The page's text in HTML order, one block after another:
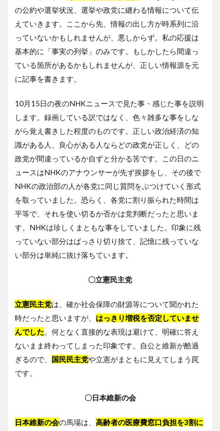
の公約や選挙状況、選挙や政党に纏わる情報について伝
えていきます。ここから先、情報の出し方が時系列に沿
っていないかもしれませんが、悪しからず。私の応援は
基本的に「事実の列挙」のみです。もしかしたら間違っ
ている箇所があるかもしれませんが、正しい情報源を元
に記事を書きます。
10月15日の夜のNHKニュースで見た事・感じた事を説明
します。録画している訳ではなく、色々雑多な事をしな
がら覚え書きした程度のものです。正しい政治経済の知
識がある人、良心がある人ならどの政党が正しく、どの
政党が間違っているか自ずと分かる筈です。この日のニ
ュースはNHKのアナウンサーが先ず挨拶をし、その後で
NHKの政治部の人が各党に同じ質問をぶつけていく形式
を取っていました。恐らく、各党に割り振られた時間は
平等で、それを使い切るか否かは党判断だったと思いま
す。NHKは珍しくまともな事をしていました。印象に残
っていない部分はばっさり切り捨て、記憶に残っていな
い部分は単純に抜け落ちています。
〇立憲民主党
立憲民主党は、確か社会保障の財源等について聞かれた
時だったと思いますが、 はっきり増税を否定していませ
んでした。何となく直接的な表現は避けて、明確に答え
ないまま終わってしまった印象です。自公と維新が酷過
ぎるので、 国民民主党や立憲がまともに見えてしまう罠
です。
〇日本維新の会
日本維新の会の馬場は、 高齢者の医療費窓口負担を3割に